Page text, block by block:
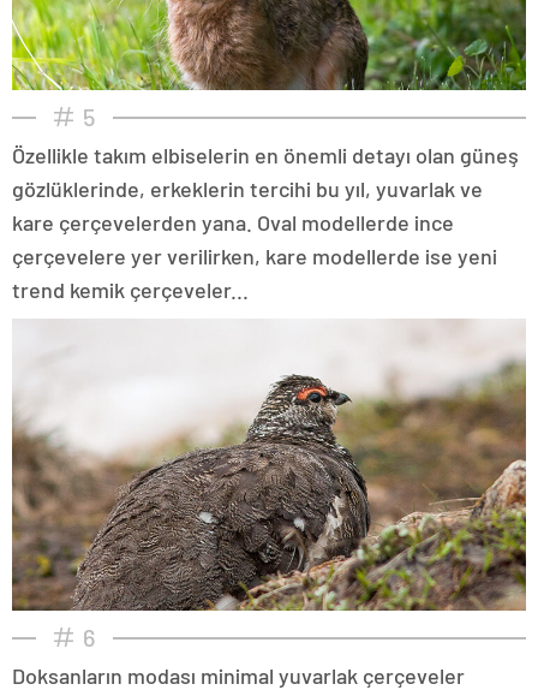
5
Özellikle takım elbiselerin en önemli detayı olan güneş
gözlüklerinde, erkeklerin tercihi bu yıl, yuvarlak ve
kare çerçevelerden yana. Oval modellerde ince
çerçevelere yer verilirken, kare modellerde ise yeni
trend kemik çerçeveler...
6
Doksanların modası minimal yuvarlak çerçeveler